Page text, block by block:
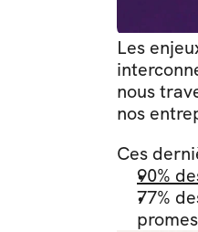
Les
nous
nos
Ces
90%
77%